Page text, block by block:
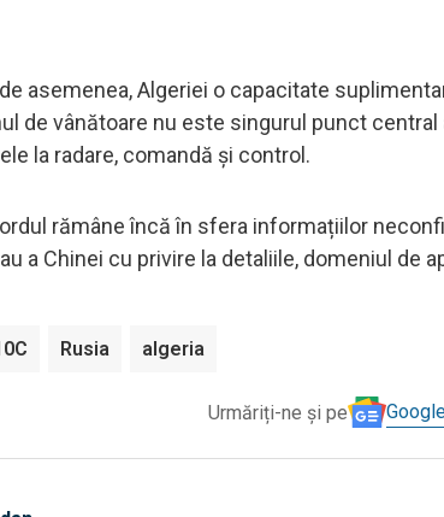
asemenea, Algeriei o capacitate
de vânătoare nu este singurul punct
la radare, comandă și control.
rămâne încă în sfera informațiilor
a Chinei cu privire la detaliile, domeniul de
Rusia algeria
Urmăriți-ne și pe